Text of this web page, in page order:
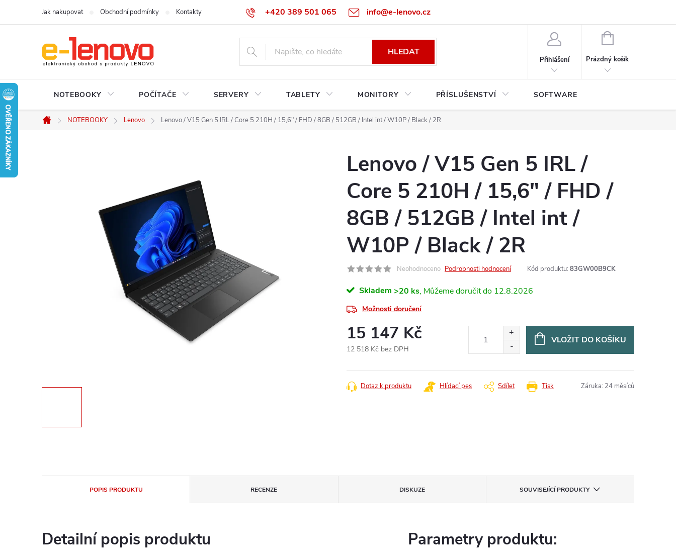
+420 389 501 065 info@e-lenovo.cz
Jak nakupovat Obchodní podmínky Kontakty
HLEDAT
Přihlášení
NÁKUPNÍ
Prázdný košík
NOTEBOOKY POČÍTAČE SERVERY TABLETY MONITORY PŘÍSLUŠENSTVÍ SOFTWARE
Domů
NOTEBOOKY Lenovo Lenovo / V15 Gen 5 IRL / Core 5 210H / 15,6" / FHD / 8GB / 512GB / Intel int / W10P / Black / 2R
Lenovo / V15 Gen 5 IRL /
Core 5 210H / 15,6" / FHD /
8GB / 512GB / Intel int /
W10P / Black / 2R
Neohodnoceno Podrobnosti hodnocení Kód produktu: 83GW00B9CK
Skladem >20 ks 12.8.2026
Možnosti doručení
15 147 Kč
12 518 Kč bez DPH
cena:
VLOŽIT DO KOŠÍKU
Tisk
Dotaz k produktu Hlídací pes Sdílet Záruka: 24 měsíců
POPIS PRODUKTU RECENZE DISKUZE SOUVISEJÍCÍ PRODUKTY
Detailní popis produktu Parametry produktu: